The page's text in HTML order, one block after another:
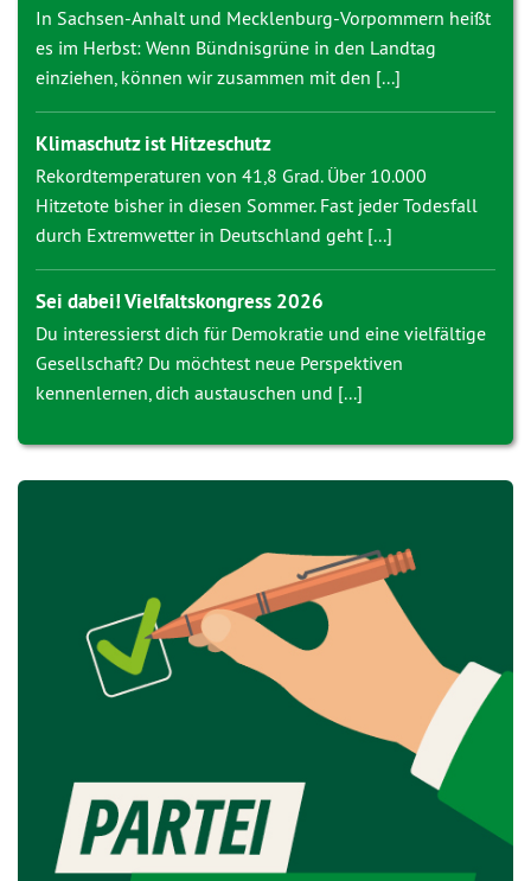
In Sachsen-Anhalt und Mecklenburg-Vorpommern heißt
es im Herbst: Wenn Bündnisgrüne in den Landtag
einziehen, können wir zusammen mit den [...]
Klimaschutz ist Hitzeschutz
Rekordtemperaturen von 41,8 Grad. Über 10.000
Hitzetote bisher in diesen Sommer. Fast jeder Todesfall
durch Extremwetter in Deutschland geht [...]
Sei dabei! Vielfaltskongress 2026
Du interessierst dich für Demokratie und eine vielfältige
Gesellschaft? Du möchtest neue Perspektiven
kennenlernen, dich austauschen und [...]